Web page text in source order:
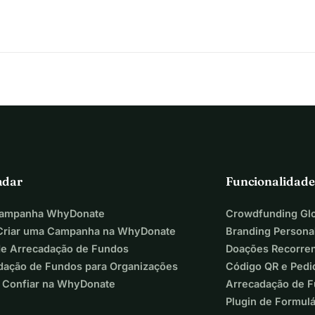
estamos falando de qualidade e profissionalismo
e todas as condições para participar de competições).
à nossa Academia falam por si mesmos. No entanto, não
fundos, então a Academia atualmente precisa do
cerca de 50.000 para a temporada", diz Indrė Sorokaitė.
estabelecido e em movimento na direção certa a
de um curso de sucesso contínuo das equipes.
WhyDonate
uma Campanha na WhyDonate
Arrecadação de Fundos
de Fundos para Organizações
Confiar na WhyDonate
Crowdfunding
Branding
Doações
Código QR e
Arrecadação de
Plugin de